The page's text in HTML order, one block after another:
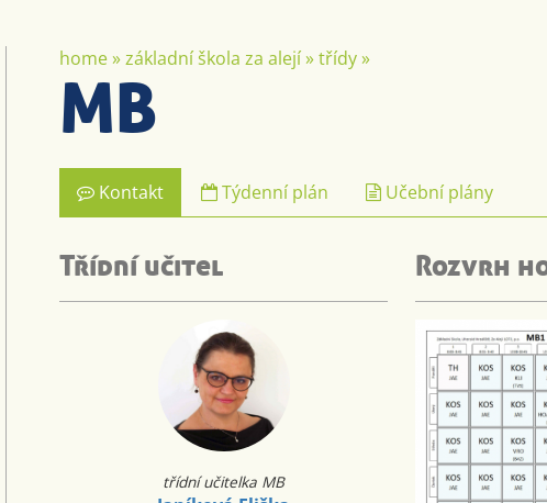
home»základní škola za alejí»třídy»
MB
Kontakt Týdenní plán Učební plány
Třídní učitel
třídní učitelka MB
Rozvrh